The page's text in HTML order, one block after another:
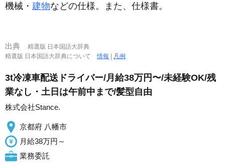
機械・ 建物などの仕様。また、仕様書。
出典
精選版 日本国語大辞典
精選版 日本国語大辞典について情報 | 凡例
3t冷凍車配送ドライバー/月給38万円〜/未経験OK/残
業なし・土日は午前中まで/髪型自由
株式会社Stance.
京都府 八幡市
月給38万円～
業務委託